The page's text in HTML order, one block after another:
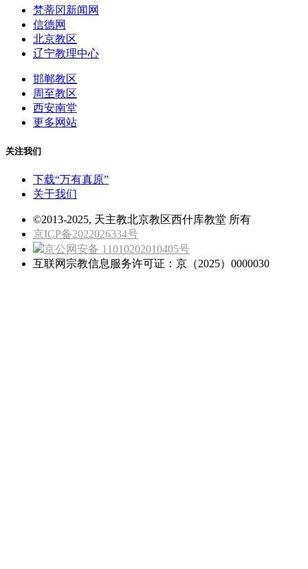
梵蒂冈新闻网
信德网
北京教区
辽宁教理中心
邯郸教区
周至教区
西安南堂
更多网站
关注我们
下载“万有真原”
关于我们
©2013-2025, 天主教北京教区西什库教堂 所有
京ICP备2022026334号
京公网安备 11010202010405号
互联网宗教信息服务许可证：京（2025）0000030